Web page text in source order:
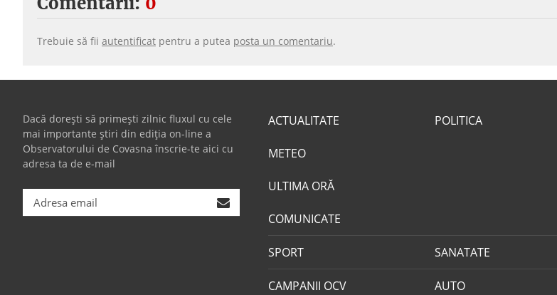
Trebuie să fii autentificat pentru a putea posta un comentariu.
Dacă dorești să primești zilnic fluxul cu cele
mai importante știri din ediția on-line a
Observatorului de Covasna înscrie-te aici cu
adresa ta de e-mail
ACTUALITATE
METEO
ULTIMA ORĂ
COMUNICATE
POLITICA
SPORT SANATATE
CAMPANII OCV AUTO